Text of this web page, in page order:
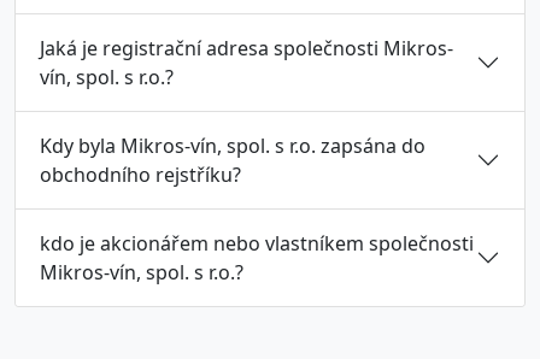
Jaká je registrační adresa společnosti Mikros-
vín, spol. s r.o.?
Kdy byla Mikros-vín, spol. s r.o. zapsána do
obchodního rejstříku?
kdo je akcionářem nebo vlastníkem společnosti
Mikros-vín, spol. s r.o.?